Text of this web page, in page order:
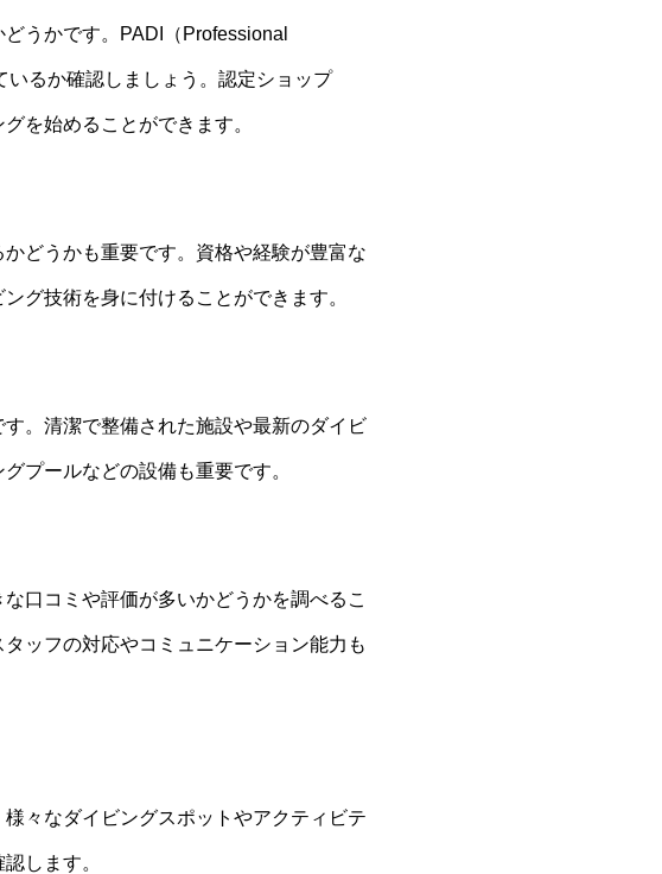
うかです。PADI（Professional
るか確認しましょう。認定ショップ
を始めることができます。
どうかも重要です。資格や経験が豊富な
グ技術を身に付けることができます。
。清潔で整備された施設や最新のダイビ
プールなどの設備も重要です。
口コミや評価が多いかどうかを調べるこ
ッフの対応やコミュニケーション能力も
々なダイビングスポットやアクティビテ
します。